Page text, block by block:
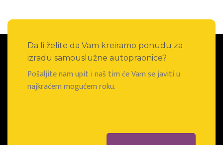
Da li želite da Vam kreiramo ponudu za
izradu samouslužne autopraonice?
Pošaljite nam upit i naš tim će Vam se javiti u
najkraćem mogućem roku.